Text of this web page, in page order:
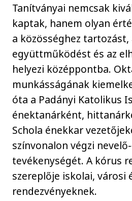
Tanítványai nemcsak
kaptak, hanem olyan
a közösséghez tartozást,
együttműködést és az
helyezi középpontba.
munkásságának
óta a Padányi Katolikus
énektanárként,
Schola énekkar
színvonalon végzi
tevékenységét. A kórus
szereplője iskolai, városi
rendezvényeknek.